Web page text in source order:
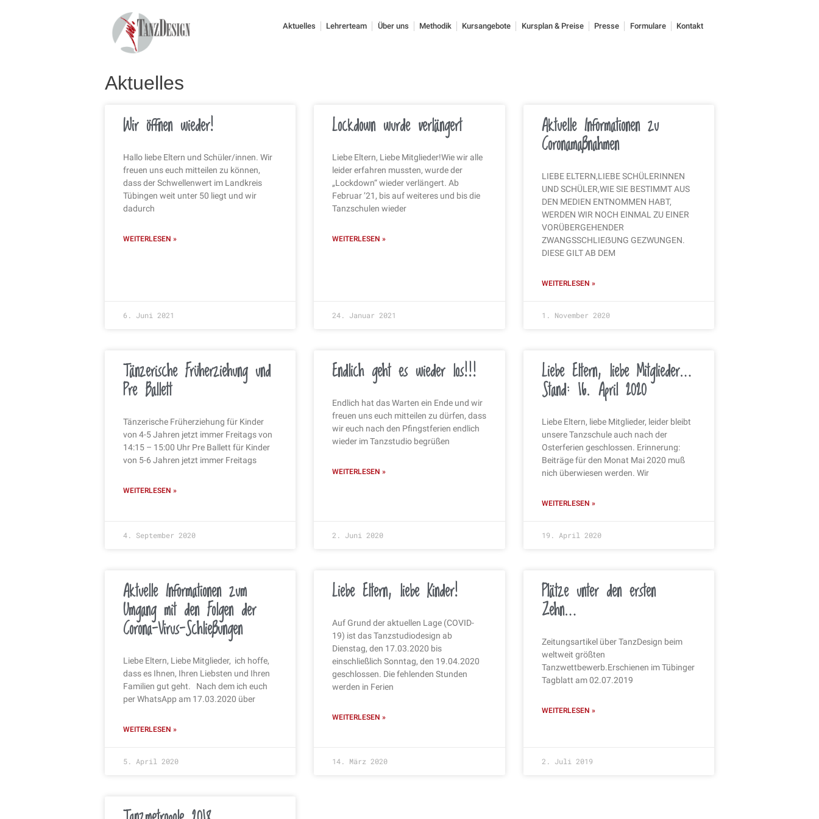
Aktuelles Lehrerteam Über uns Methodik Kursangebote Kursplan & Preise Presse Formulare Kontakt
Aktuelles
Wir öffnen wieder!
Hallo liebe Eltern und Schüler/innen. Wir
freuen uns euch mitteilen zu können,
dass der Schwellenwert im Landkreis
Tübingen weit unter 50 liegt und wir
dadurch
WEITERLESEN »
6. Juni 2021
Lockdown wurde verlängert
Liebe Eltern, Liebe Mitglieder!Wie wir alle
leider erfahren mussten, wurde der
„Lockdown“ wieder verlängert. Ab
Februar ’21, bis auf weiteres und bis die
Tanzschulen wieder
WEITERLESEN »
24. Januar 2021
Aktuelle Informationen zu
Coronamaßnahmen
LIEBE ELTERN,LIEBE SCHÜLERINNEN
UND SCHÜLER,WIE SIE BESTIMMT AUS
DEN MEDIEN ENTNOMMEN HABT,
WERDEN WIR NOCH EINMAL ZU EINER
VORÜBERGEHENDER
ZWANGSSCHLIEẞUNG GEZWUNGEN.
DIESE GILT AB DEM
WEITERLESEN »
1. November 2020
Tänzerische Früherziehung und
Pre Ballett
Tänzerische Früherziehung für Kinder
von 4-5 Jahren jetzt immer Freitags von
14:15 – 15:00 Uhr Pre Ballett für Kinder
von 5-6 Jahren jetzt immer Freitags
WEITERLESEN »
4. September 2020
Endlich geht es wieder los!!!
Endlich hat das Warten ein Ende und wir
freuen uns euch mitteilen zu dürfen, dass
wir euch nach den Pfingstferien endlich
wieder im Tanzstudio begrüßen
WEITERLESEN »
2. Juni 2020
Liebe Eltern, liebe Mitglieder…
Stand: 16. April 2020
Liebe Eltern, liebe Mitglieder, leider bleibt
unsere Tanzschule auch nach der
Osterferien geschlossen. Erinnerung:
Beiträge für den Monat Mai 2020 muß
nich überwiesen werden. Wir
WEITERLESEN »
19. April 2020
Aktuelle Informationen zum
Umgang mit den Folgen der
Corona-Virus-Schließungen
Liebe Eltern, Liebe Mitglieder, ich hoffe,
dass es Ihnen, Ihren Liebsten und Ihren
Familien gut geht. Nach dem ich euch
per WhatsApp am 17.03.2020 über
WEITERLESEN »
5. April 2020
Liebe Eltern, liebe Kinder!
Auf Grund der aktuellen Lage (COVID-
19) ist das Tanzstudiodesign ab
Dienstag, den 17.03.2020 bis
einschließlich Sonntag, den 19.04.2020
geschlossen. Die fehlenden Stunden
werden in Ferien
WEITERLESEN »
14. März 2020
Plätze unter den ersten
Zehn…
Zeitungsartikel über TanzDesign beim
weltweit größten
Tanzwettbewerb.Erschienen im Tübinger
Tagblatt am 02.07.2019
WEITERLESEN »
2. Juli 2019